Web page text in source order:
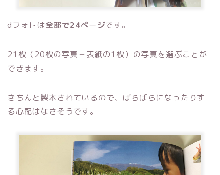
dフォトは全部で24ページです。
21枚（20枚の写真＋表紙の1枚）の写真を選ぶことが
できます。
きちんと製本されているので、ばらばらになったりす
る心配はなさそうです。